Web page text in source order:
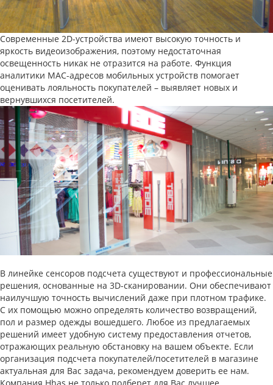
Современные 2D-устройства имеют высокую точность и
яркость видеоизображения, поэтому недостаточная
освещенность никак не отразится на работе. Функция
аналитики MAC-адресов мобильных устройств помогает
оценивать лояльность покупателей – выявляет новых и
вернувшихся посетителей.
В линейке сенсоров подсчета существуют и профессиональные
решения, основанные на 3D-сканировании. Они обеспечивают
наилучшую точность вычислений даже при плотном трафике.
С их помощью можно определять количество возвращений,
пол и размер одежды вошедшего. Любое из предлагаемых
решений имеет удобную систему предоставления отчетов,
отражающих реальную обстановку на вашем объекте. Если
организация подсчета покупателей/посетителей в магазине
актуальная для Вас задача, рекомендуем доверить ее нам.
Компания Hhas не только подберет для Вас лучшее